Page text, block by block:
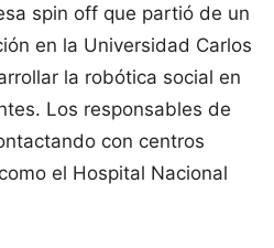
spin off que partió de un
en la Universidad Carlos
la robótica social en
Los responsables de
con centros
el Hospital Nacional